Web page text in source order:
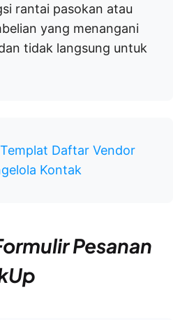
rantai pasokan atau
yang menangani
tidak langsung untuk
Daftar Vendor
Kontak
Pesanan